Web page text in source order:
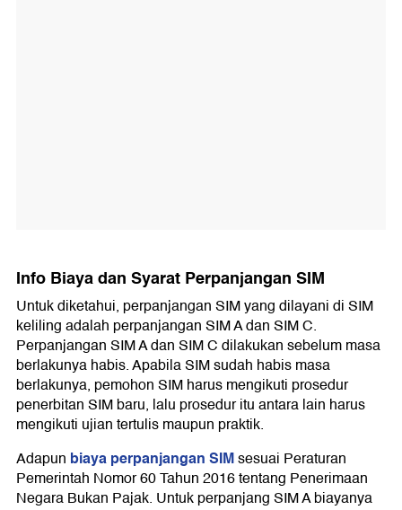
Info Biaya dan Syarat Perpanjangan SIM
Untuk diketahui, perpanjangan SIM yang dilayani di SIM
keliling adalah perpanjangan SIM A dan SIM C.
Perpanjangan SIM A dan SIM C dilakukan sebelum masa
berlakunya habis. Apabila SIM sudah habis masa
berlakunya, pemohon SIM harus mengikuti prosedur
penerbitan SIM baru, lalu prosedur itu antara lain harus
mengikuti ujian tertulis maupun praktik.
Adapun biaya perpanjangan SIMsesuai Peraturan
Pemerintah Nomor 60 Tahun 2016 tentang Penerimaan
Negara Bukan Pajak. Untuk perpanjang SIM A biayanya